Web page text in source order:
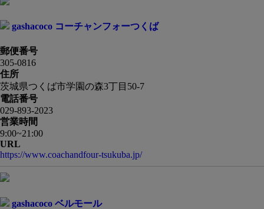
gashacoco コーチャンフォーつくば
郵便番号
305-0816
住所
茨城県つくば市学園の森3丁目50-7
電話番号
029-893-2023
営業時間
9:00~21:00
URL
https://www.coachandfour-tsukuba.jp/
gashacoco ベルモール